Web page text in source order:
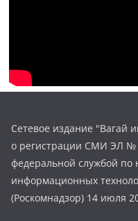
Сетевое издание "Вагай
о регистрации СМИ ЭЛ №
федеральной службой по
информационных
(Роскомнадзор) 14 июля